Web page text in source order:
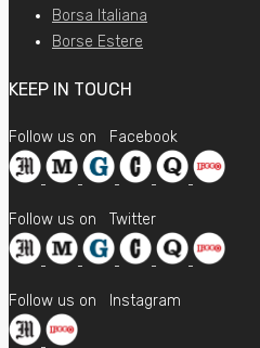
Borsa Italiana
Borse Estere
KEEP IN TOUCH
Follow us on Facebook
Follow us on Twitter
Follow us on Instagram